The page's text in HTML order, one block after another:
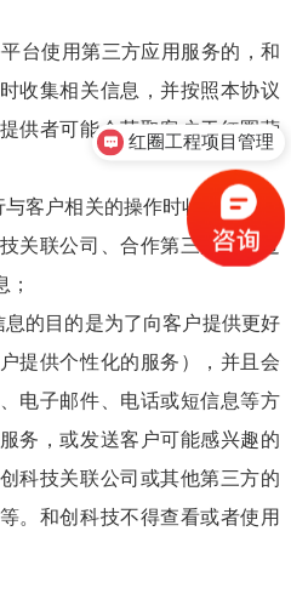
台使用第三方应用服务的，和
收集相关信息，并按照本协议
供者可能会获取客户于红圈营
客户相关的操作时收集关于客
关联公司、合作第三方或通过
的目的是为了向客户提供更好
提供个性化的服务），并且会
电子邮件、电话或短信息等方
务，或发送客户可能感兴趣的
科技关联公司或其他第三方的
。和创科技不得查看或者使用
红圈工程项目管理